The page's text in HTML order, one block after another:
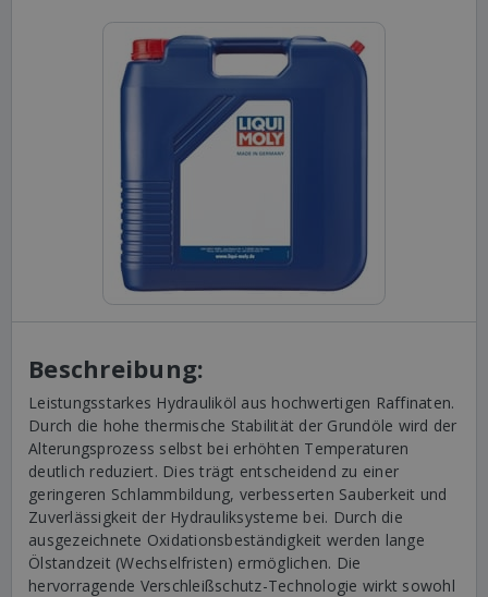
Beschreibung:
Leistungsstarkes Hydrauliköl aus hochwertigen Raffinaten.
Durch die hohe thermische Stabilität der Grundöle wird der
Alterungsprozess selbst bei erhöhten Temperaturen
deutlich reduziert. Dies trägt entscheidend zu einer
geringeren Schlammbildung, verbesserten Sauberkeit und
Zuverlässigkeit der Hydrauliksysteme bei. Durch die
ausgezeichnete Oxidationsbeständigkeit werden lange
Ölstandzeit (Wechselfristen) ermöglichen. Die
hervorragende Verschleißschutz-Technologie wirkt sowohl